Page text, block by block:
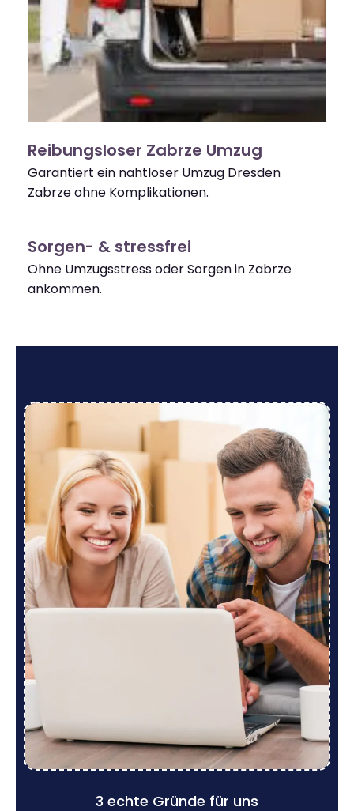
Reibungsloser Zabrze Umzug
Garantiert ein nahtloser Umzug Dresden
Zabrze ohne Komplikationen.
Sorgen- & stressfrei
Ohne Umzugsstress oder Sorgen in Zabrze
ankommen.
3 echte Gründe für uns